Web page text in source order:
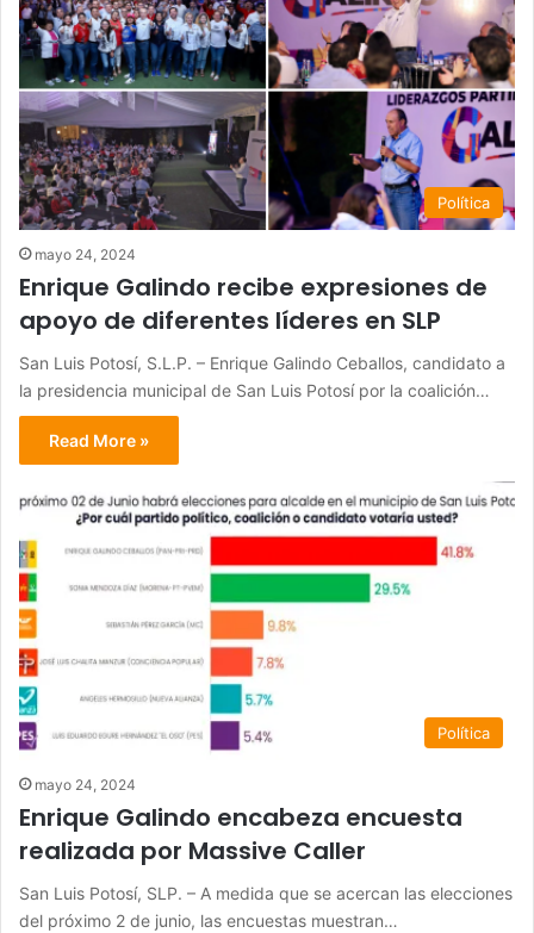
Política
mayo 24, 2024
Enrique Galindo recibe expresiones de
apoyo de diferentes líderes en SLP
San Luis Potosí, S.L.P. – Enrique Galindo Ceballos, candidato a
la presidencia municipal de San Luis Potosí por la coalición…
Read More »
Política
mayo 24, 2024
Enrique Galindo encabeza encuesta
realizada por Massive Caller
San Luis Potosí, SLP. – A medida que se acercan las elecciones
del próximo 2 de junio, las encuestas muestran…